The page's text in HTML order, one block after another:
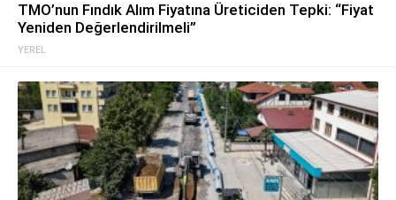
YEREL
TMO’nun Fındık Alım Fiyatına Üreticiden Tepki: “Fiyat
Yeniden Değerlendirilmeli”